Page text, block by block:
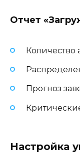
Отчет
Количество
Прогноз
Настройка